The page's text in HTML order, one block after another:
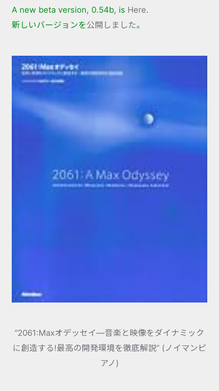
A new beta version, 0.54b, is Here.
新しいバージョンを公開しました。
“2061:Maxオデッセイ―音楽と映像をダイナミック
に創造する!最高の開発環境を徹底解説” (ノイマンピ
アノ)